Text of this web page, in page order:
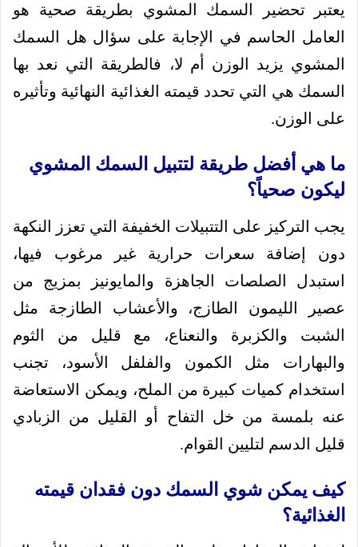
يعتبر تحضير السمك المشوي بطريقة صحية هو
العامل الحاسم في الإجابة على سؤال هل السمك
المشوي يزيد الوزن أم لا، فالطريقة التي نعد بها
السمك هي التي تحدد قيمته الغذائية النهائية وتأثيره
على الوزن.
ما هي أفضل طريقة لتتبيل السمك المشوي
ليكون صحياً؟
يجب التركيز على التتبيلات الخفيفة التي تعزز النكهة
دون إضافة سعرات حرارية غير مرغوب فيها،
استبدل الصلصات الجاهزة والمايونيز بمزيج من
عصير الليمون الطازج، والأعشاب الطازجة مثل
الشبت والكزبرة والنعناع، مع قليل من الثوم
والبهارات مثل الكمون والفلفل الأسود، تجنب
استخدام كميات كبيرة من الملح، ويمكن الاستعاضة
عنه بلمسة من خل التفاح أو القليل من الزبادي
قليل الدسم لتليين القوام.
كيف يمكن شوي السمك دون فقدان قيمته
الغذائية؟